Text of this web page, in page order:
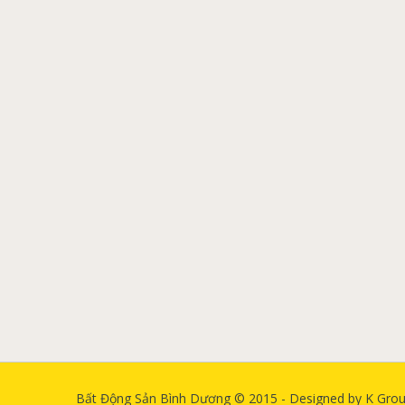
Bất Động Sản Bình Dương © 2015 - Designed by K